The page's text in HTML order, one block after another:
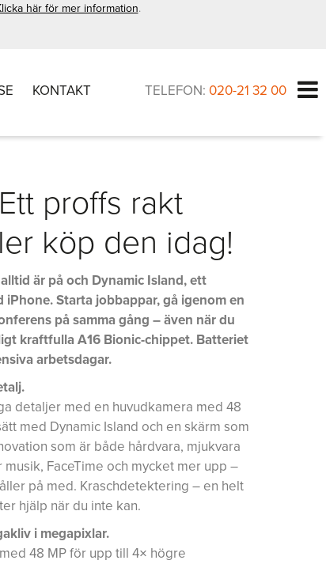
TELEFON: 020-21 32 00
KONTAKT
proffs rakt
köp den idag!
är på och Dynamic Island, ett
Starta jobbappar, gå igenom en
på samma gång – även när du
kraftfulla A16 Bionic-chippet. Batteriet
arbetsdagar.
detaljer med en huvudkamera med 48
med Dynamic Island och en skärm som
som är både hårdvara, mjukvara
FaceTime och mycket mer upp –
på med. Kraschdetektering – en helt
hjälp när du inte kan.
i megapixlar.
48 MP för upp till 4× högre
här för mer information.